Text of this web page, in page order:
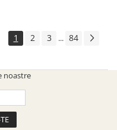
1 2 3 ... 84
noastre